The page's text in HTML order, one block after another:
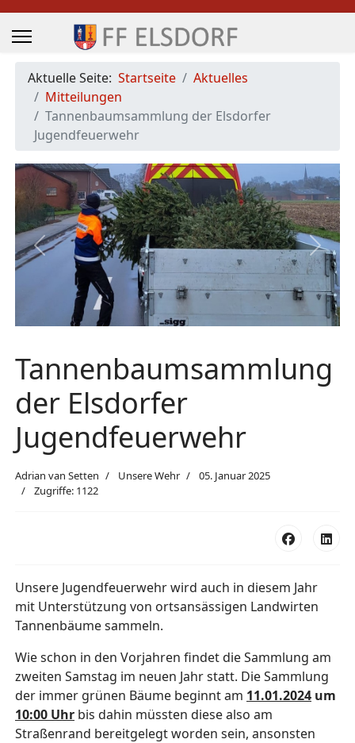
Aktuelle Seite: Startseite
Aktuelles
Mitteilungen
Tannenbaumsammlung der Elsdorfer
Jugendfeuerwehr
Previous Next
Tannenbaumsammlung
der Elsdorfer
Jugendfeuerwehr
Adrian van Setten Unsere Wehr
05. Januar 2025
Zugriffe: 1122
Unsere Jugendfeuerwehr wird auch in diesem Jahr
mit Unterstützung von ortsansässigen Landwirten
Tannenbäume sammeln.
Wie schon in den Vorjahren findet die Sammlung am
zweiten Samstag im neuen Jahr statt. Die Sammlung
der immer grünen Bäume beginnt am 11.01.2024 um
10:00 Uhr bis dahin müssten diese also am
Straßenrand bereitgelegt worden sein, ansonsten